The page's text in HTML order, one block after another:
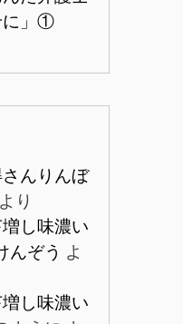
に」①
んりんぼ
より
し味濃い
んぞう よ
し味濃い